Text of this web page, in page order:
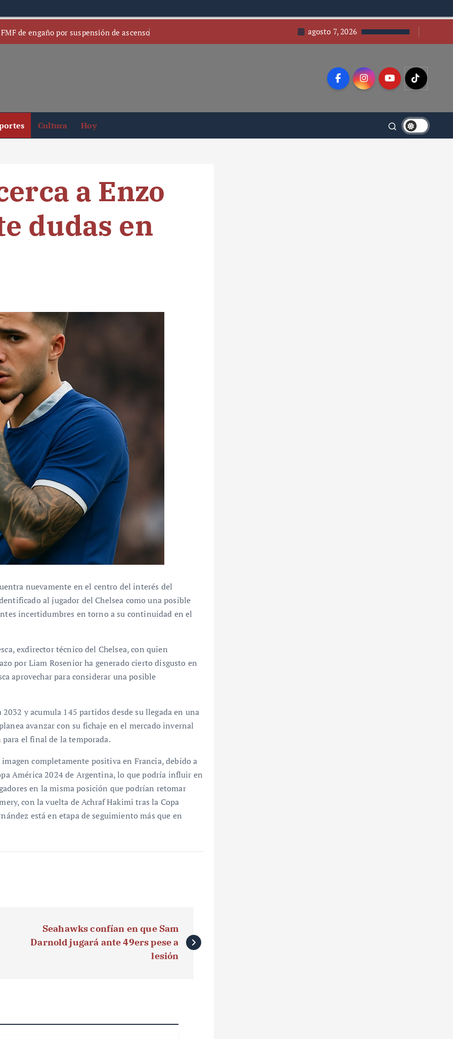
de engaño por suspensión de ascenso agosto 7, 2026
Cultura Hoy
a Enzo
dudas en
nuevamente en el centro del interés del
al jugador del Chelsea como una posible
incertidumbres en torno a su continuidad en el
exdirector técnico del Chelsea, con quien
por Liam Rosenior ha generado cierto disgusto en
aprovechar para considerar una posible
y acumula 145 partidos desde su llegada en una
avanzar con su fichaje en el mercado invernal
el final de la temporada.
completamente positiva en Francia, debido a
América 2024 de Argentina, lo que podría influir en
en la misma posición que podrían retomar
con la vuelta de Achraf Hakimi tras la Copa
está en etapa de seguimiento más que en
Seahawks confían en que Sam
Darnold jugará ante 49ers pese a
lesión